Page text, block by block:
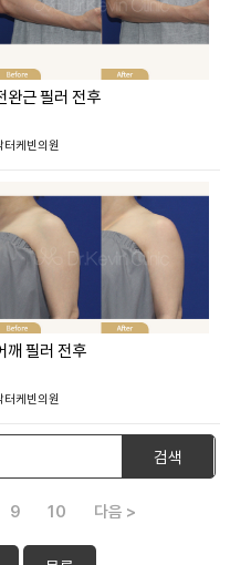
완근 필러 전후
터케빈의원
깨 필러 전후
터케빈의원
검색
9 10 다음 >